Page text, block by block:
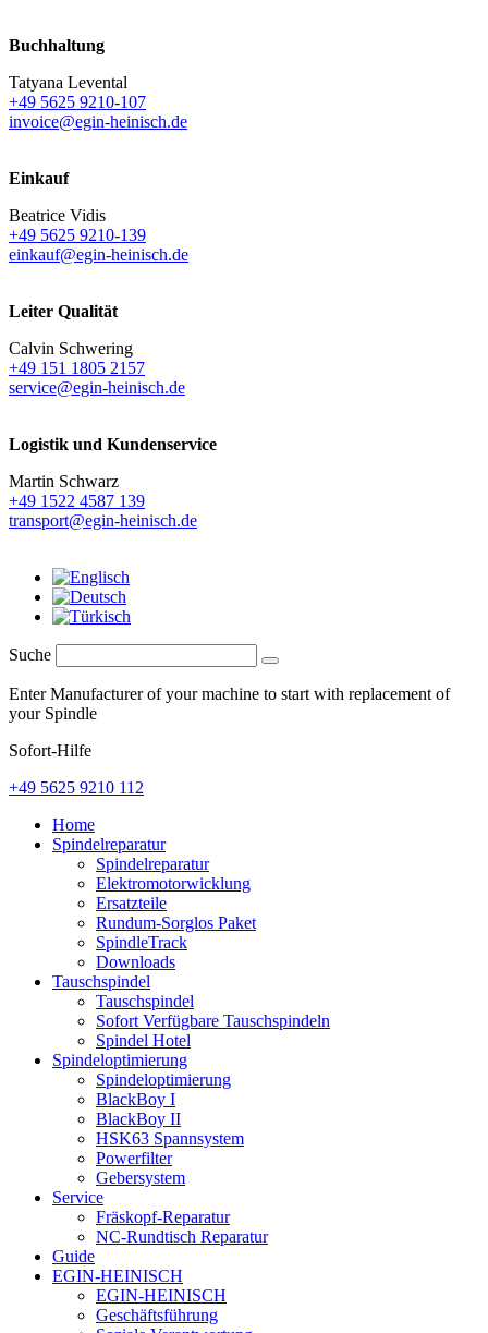
Buchhaltung
Tatyana Levental
+49 5625 9210-107
invoice@egin-heinisch.de
Einkauf
Beatrice Vidis
+49 5625 9210-139
einkauf@egin-heinisch.de
Leiter Qualität
Calvin Schwering
+49 151 1805 2157
service@egin-heinisch.de
Logistik und Kundenservice
Martin Schwarz
+49 1522 4587 139
transport@egin-heinisch.de
Suche
Enter Manufacturer of your machine to start with replacement of
your Spindle
Sofort-Hilfe
+49 5625 9210 112
Home
Spindelreparatur
Spindelreparatur
Elektromotorwicklung
Ersatzteile
Rundum-Sorglos Paket
SpindleTrack
Downloads
Tauschspindel
Tauschspindel
Sofort Verfügbare Tauschspindeln
Spindel Hotel
Spindeloptimierung
Spindeloptimierung
BlackBoy I
BlackBoy II
HSK63 Spannsystem
Powerfilter
Gebersystem
Service
Fräskopf-Reparatur
NC-Rundtisch Reparatur
Guide
EGIN-HEINISCH
EGIN-HEINISCH
Geschäftsführung